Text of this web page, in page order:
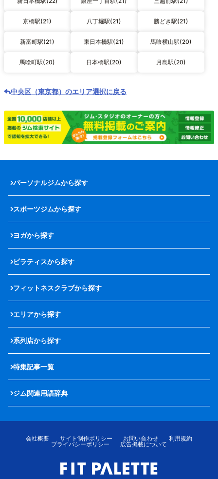
京橋駅(21) 八丁堀駅(21) 勝どき駅(21)
新富町駅(21) 東日本橋駅(21) 馬喰横山駅(20)
馬喰町駅(20) 日本橋駅(20) 月島駅(20)
中央区（東京都）のエリア選択に戻る
パーソナルジムから探す
スポーツジムから探す
ヨガから探す
ピラティスから探す
フィットネスクラブから探す
エリアから探す
系列店から探す
特集記事一覧
ジム関連用語辞典
会社概要 サイト制作ポリシー お問い合わせ
利用規約
プライバシーポリシー
広告掲載について